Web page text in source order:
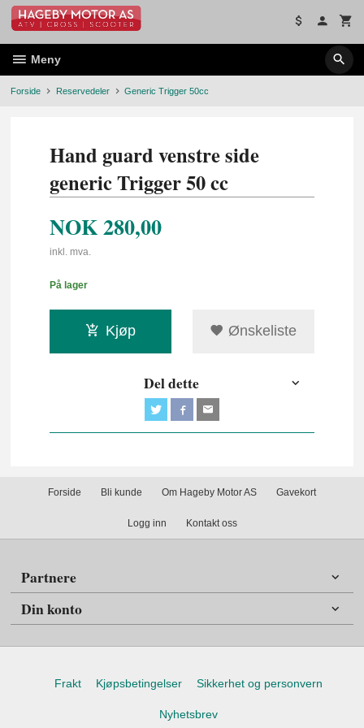
Gå
innholdet
Meny
Forside Reservedeler Generic Trigger 50cc
Hand guard venstre side
generic Trigger 50 cc
NOK280,00
inkl. mva.
På lager
Kjøp Ønskeliste
Del dette
Forside Bli kunde Om Hageby Motor AS Gavekort
Logg inn Kontakt oss
Partnere
Din konto
Frakt Kjøpsbetingelser Sikkerhet og personvern
Nyhetsbrev